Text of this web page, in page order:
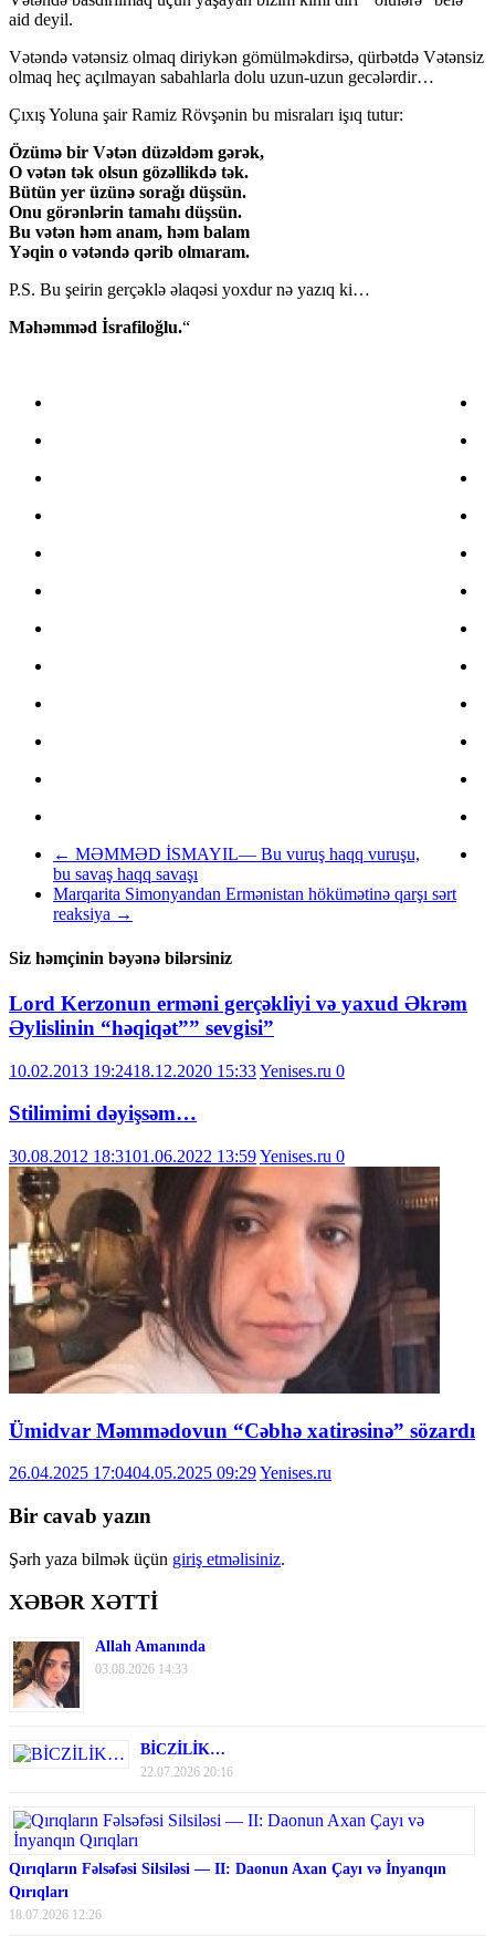
aid deyil.
Vətəndə vətənsiz olmaq diriykən gömülməkdirsə, qürbətdə Vətənsiz
olmaq heç açılmayan sabahlarla dolu uzun-uzun gecələrdir…
Çıxış Yoluna şair Ramiz Rövşənin bu misraları işıq tutur:
Özümə bir Vətən düzəldəm gərək,
O vətən tək olsun gözəllikdə tək.
Bütün yer üzünə sorağı düşsün.
Onu görənlərin tamahı düşsün.
Bu vətən həm anam, həm balam
Yəqin o vətəndə qərib olmaram.
P.S. Bu şeirin gerçəklə əlaqəsi yoxdur nə yazıq ki…
Məhəmməd İsrafiloğlu.“
← MƏMMƏD İSMAYIL— Bu vuruş haqq vuruşu,
bu savaş haqq savaşı
Marqarita Simonyandan Ermənistan hökümətinə qarşı sərt
reaksiya →
Siz həmçinin bəyənə bilərsiniz
Lord Kerzonun erməni gerçəkliyi və yaxud Əkrəm
Əylislinin “həqiqət”” sevgisi”
10.02.2013 19:2418.12.2020 15:33Yenises.ru 0
Stilimimi dəyişsəm…
30.08.2012 18:3101.06.2022 13:59Yenises.ru 0
Ümidvar Məmmədovun “Cəbhə xatirəsinə” sözardı
26.04.2025 17:0404.05.2025 09:29Yenises.ru
Bir cavab yazın
Şərh yaza bilmək üçün giriş etməlisiniz.
XƏBƏR XƏTTİ
Allah Amanında
03.08.2026 14:33
BİCZİLİK…
22.07.2026 20:16
Qırıqların Fəlsəfəsi Silsiləsi — II: Daonun Axan Çayı və İnyanqın
Qırıqları
18.07.2026 12:26